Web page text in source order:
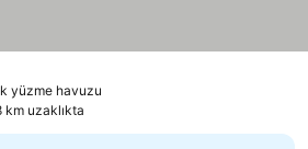
yüzme havuzu
km uzaklıkta